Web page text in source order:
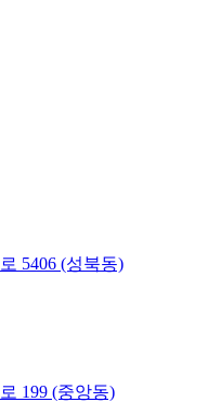
5406 (성북동)
199 (중앙동)